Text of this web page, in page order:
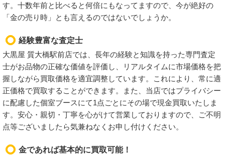
す。十数年前と比べると何倍にもなってますので、今が絶好の
「金の売り時」とも言えるのではないでしょうか。
経験豊富な査定士
大黒屋 質大橋駅前店では、長年の経験と知識を持った専門査定
士がお品物の正確な価値を評価し、リアルタイムに市場価格を把
握しながら買取価格を適宜調整しています。これにより、常に適
正価格で買取することができます。また、当店ではプライバシー
に配慮した個室ブースにて1点ごとにその場で現金買取いたしま
す。安心・親切・丁寧を心がけて営業しておりますので、ご不明
点等ございましたら気兼ねなくお申し付けください。
金であれば基本的に買取可能！